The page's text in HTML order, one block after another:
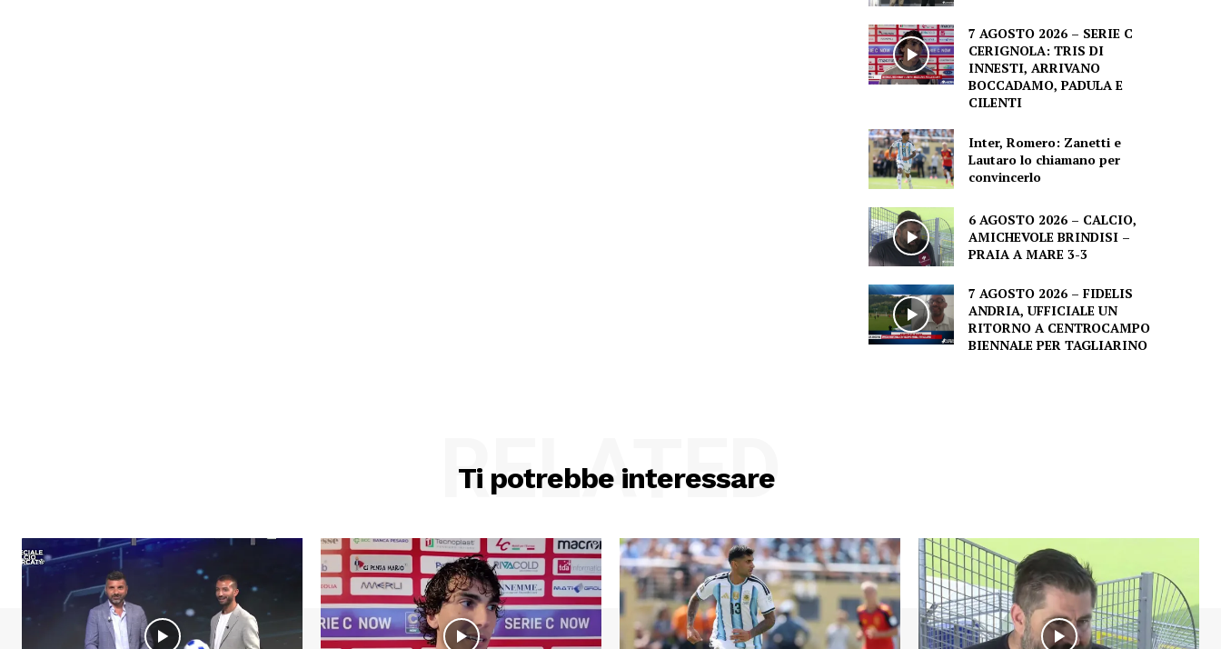
7 AGOSTO 2026 – SERIE C
CERIGNOLA: TRIS DI
INNESTI, ARRIVANO
BOCCADAMO, PADULA E
CILENTI
Inter, Romero: Zanetti e
Lautaro lo chiamano per
convincerlo
6 AGOSTO 2026 – CALCIO,
AMICHEVOLE BRINDISI –
PRAIA A MARE 3-3
7 AGOSTO 2026 – FIDELIS
ANDRIA, UFFICIALE UN
RITORNO A CENTROCAMPO
BIENNALE PER TAGLIARINO
Ti potrebbe interessare
RELATED